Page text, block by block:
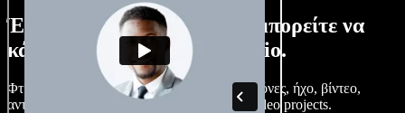
Ένα μικρό δείγμα από όσα μπορείτε να
κάνετε με το Speechify Studio.
Φτιάξτε voice overs, προσθέστε δωρεάν εικόνες, ήχο, βίντεο,
αντιγραφή φωνής – ολοκληρωμένα audio/video projects.